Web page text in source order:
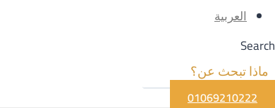
العربية
Search
01069210222